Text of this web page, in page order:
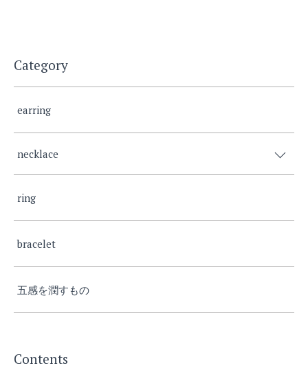
Category
earring
necklace
ring
bracelet
五感を潤すもの
Contents